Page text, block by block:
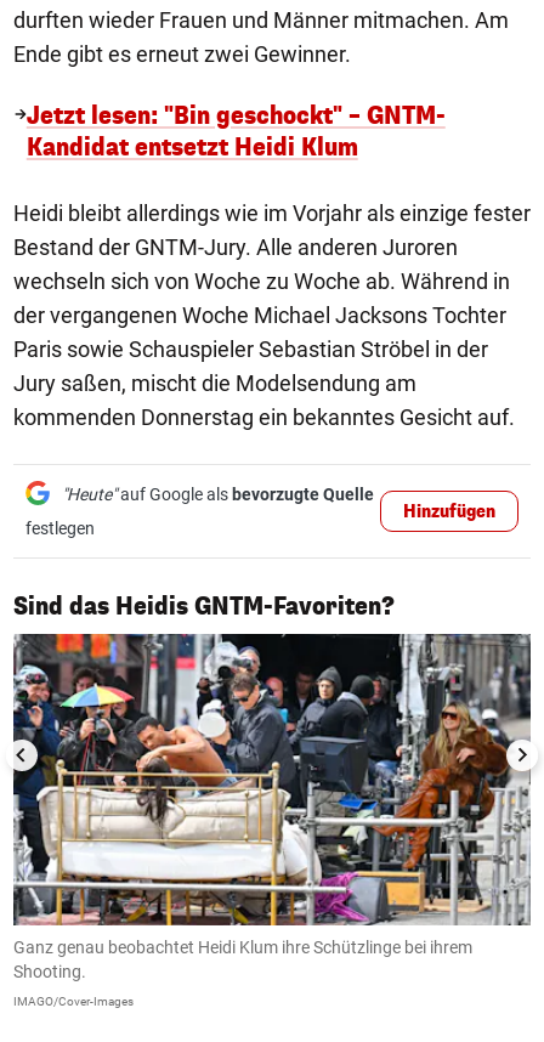
durften wieder Frauen und Männer mitmachen. Am
Ende gibt es erneut zwei Gewinner.
Jetzt lesen: "Bin geschockt" – GNTM-
Kandidat entsetzt Heidi Klum
Heidi bleibt allerdings wie im Vorjahr als einzige fester
Bestand der GNTM-Jury. Alle anderen Juroren
wechseln sich von Woche zu Woche ab. Während in
der vergangenen Woche Michael Jacksons Tochter
Paris sowie Schauspieler Sebastian Ströbel in der
Jury saßen, mischt die Modelsendung am
kommenden Donnerstag ein bekanntes Gesicht auf.
"Heute"auf Google als bevorzugte Quelle
festlegen
Hinzufügen
Sind das Heidis GNTM-Favoriten?
1/4
Ganz genau beobachtet Heidi Klum ihre Schützlinge bei ihrem
Shooting.
IMAGO/Cover-Images